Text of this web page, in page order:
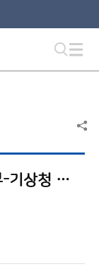
폭염·집중호우 대비 고용노동부-기상청 합동 건설현장 점검